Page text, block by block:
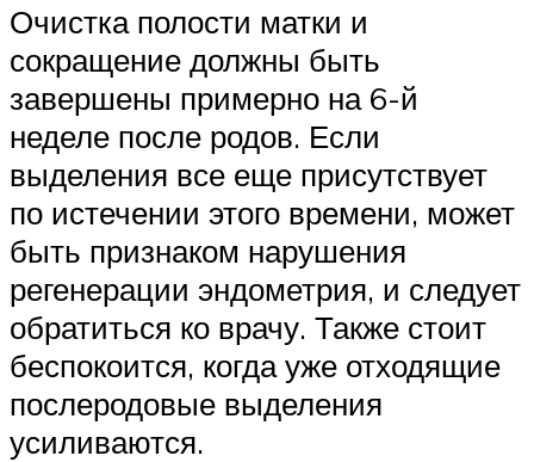
Очистка полости матки и
сокращение должны быть
завершены примерно на 6-й
неделе после родов. Если
выделения все еще присутствует
по истечении этого времени, может
быть признаком нарушения
регенерации эндометрия, и следует
обратиться ко врачу. Также стоит
беспокоится, когда уже отходящие
послеродовые выделения
усиливаются.